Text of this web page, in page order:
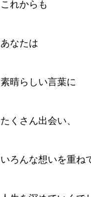
これからも
あなたは
素晴らしい言葉に
たくさん出会い、
いろんな想いを重ね